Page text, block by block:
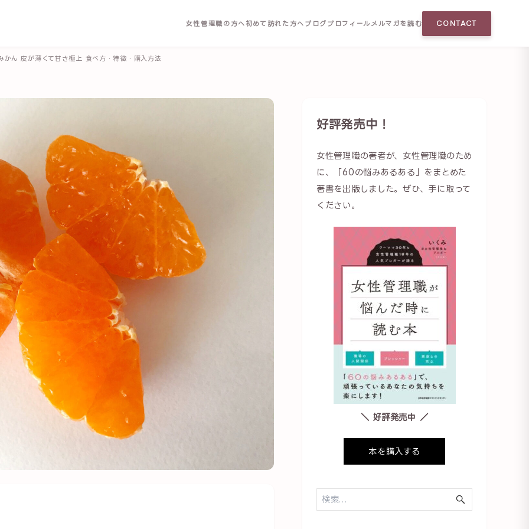
女性管理職の方へ初めて訪れた方へ ブログ プロフィール メルマガを読む CONTACT
かん 皮が薄くて甘さ極上 食べ方・特徴・購入方法
好評発売中！
女性管理職の著者が、女性管理職のため
に、「60の悩みあるある」をまとめた
著書を出版しました。ぜひ、手に取って
ください。
＼ 好評発売中 ／
本を購入する